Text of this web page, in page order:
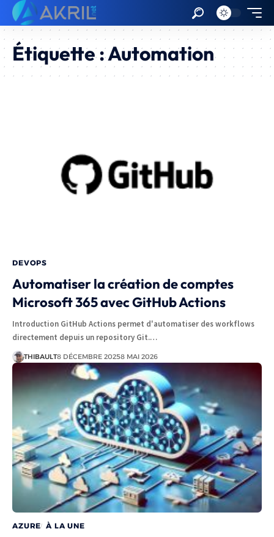
Étiquette :Automation
DEVOPS
Automatiser la création de comptes
Microsoft 365 avec GitHub Actions
Introduction GitHub Actions permet d'automatiser des workflows
directement depuis un repository Git.…
THIBAULT8 DÉCEMBRE 20258 MAI 2026
AZURE À LA UNE